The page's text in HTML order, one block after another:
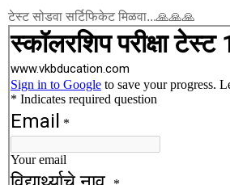
टेस्ट सोडवा सर्टिफिकेट मिळवा...🙏🙏🙏